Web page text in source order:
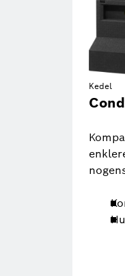
Kedel